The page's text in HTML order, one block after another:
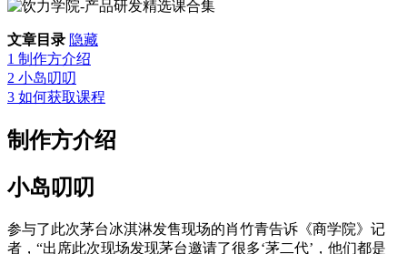
文章目录 隐藏
1 制作方介绍
2 小岛叨叨
3 如何获取课程
制作方介绍
小岛叨叨
参与了此次茅台冰淇淋发售现场的肖竹青告诉《商学院》记
者，“出席此次现场发现茅台邀请了很多‘茅二代’，他们都是